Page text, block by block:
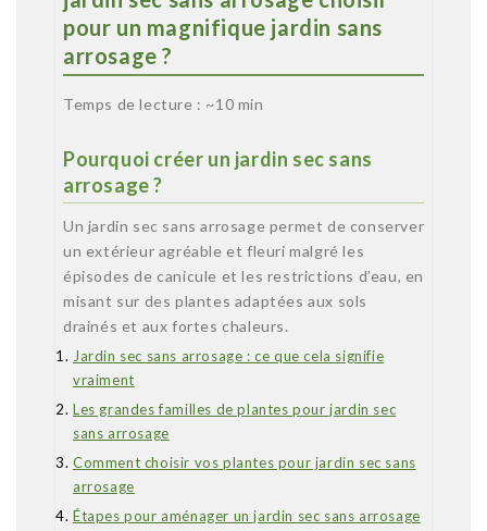
pour un magnifique jardin sans
arrosage ?
Temps de lecture : ~10 min
Pourquoi créer un jardin sec sans
arrosage ?
Un jardin sec sans arrosage permet de conserver
un extérieur agréable et fleuri malgré les
épisodes de canicule et les restrictions d’eau, en
misant sur des plantes adaptées aux sols
drainés et aux fortes chaleurs.
Jardin sec sans arrosage : ce que cela signifie
vraiment
Les grandes familles de plantes pour jardin sec
sans arrosage
Comment choisir vos plantes pour jardin sec sans
arrosage
Étapes pour aménager un jardin sec sans arrosage